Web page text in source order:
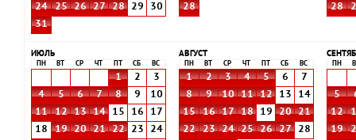
24
25 26 27 28 29
30
31
28
28
ИЮЛЬ
ПН ВТ СР ЧТ СБ ВС
1 2
3
4
5 6 7 8 9
10
11
12 13 14 15 16
17
18
19 20 21 22 23
24
АВГУСТ
ПН ВТ СР ЧТ СБ ВС
1 2 3 4 5 6
7
8
9 10 11 12 13
14
15
16 17 18 19 20
21
22
23 24 25 26 27
28
ПН
5
12
19